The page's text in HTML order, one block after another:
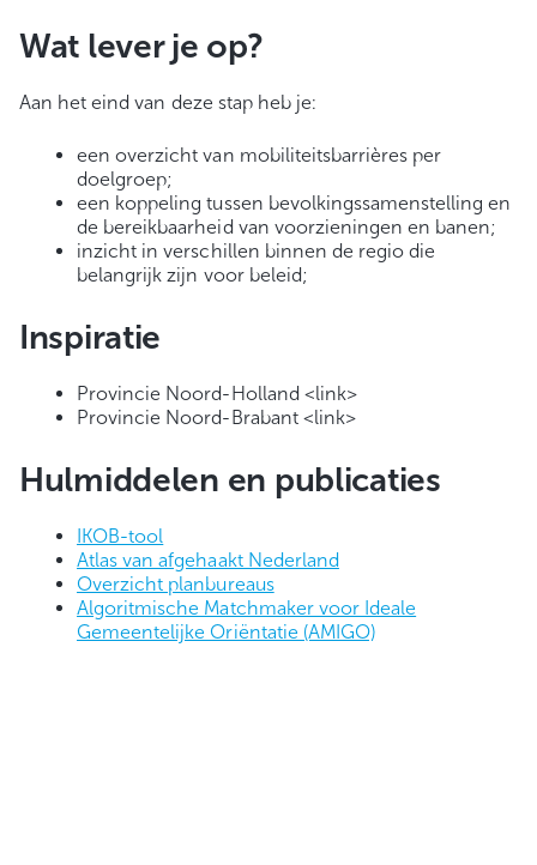
Wat lever je op?
Aan het eind van deze stap heb je:
een overzicht van mobiliteitsbarrières per
doelgroep;
een koppeling tussen bevolkingssamenstelling en
de bereikbaarheid van voorzieningen en banen;
inzicht in verschillen binnen de regio die
belangrijk zijn voor beleid;
Inspiratie
Provincie Noord-Holland <link>
Provincie Noord-Brabant <link>
Hulmiddelen en publicaties
IKOB-tool
Atlas van afgehaakt Nederland
Overzicht planbureaus
Algoritmische Matchmaker voor Ideale
Gemeentelijke Oriëntatie (AMIGO)